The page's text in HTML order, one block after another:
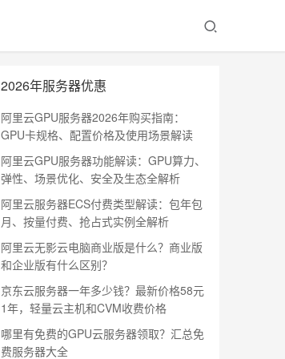
2026年服务器优惠
阿里云GPU服务器2026年购买指南：
GPU卡规格、配置价格及使用场景解读
阿里云GPU服务器功能解读：GPU算力、
弹性、场景优化、安全及生态全解析
阿里云服务器ECS付费类型解读：包年包
月、按量付费、抢占式实例全解析
阿里云无影云电脑商业版是什么？商业版
和企业版有什么区别？
京东云服务器一年多少钱？最新价格58元
1年，轻量云主机和CVM收费价格
哪里有免费的GPU云服务器领取？汇总免
费服务器大全